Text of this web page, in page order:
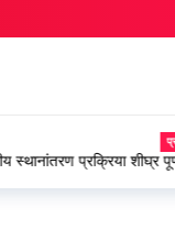
शीघ्र पूर्ण कराने की मांग,